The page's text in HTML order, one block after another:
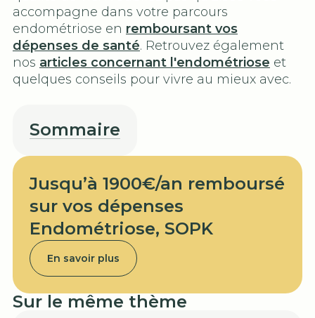
accompagne dans votre parcours
endométriose en remboursant vos
dépenses de santé. Retrouvez également
nos articles concernant l'endométriose et
quelques conseils pour vivre au mieux avec.
Sommaire
Jusqu’à 1900€/an remboursé
sur vos dépenses
Endométriose, SOPK
En savoir plus
Sur le même thème